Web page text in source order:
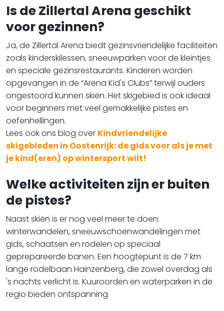
Is de Zillertal Arena geschikt
voor gezinnen?
Ja, de Zillertal Arena biedt gezinsvriendelijke faciliteiten
zoals kinderskilessen, sneeuwparken voor de kleintjes
en speciale gezinsrestaurants. Kinderen worden
opgevangen in de “Arena Kid's Clubs” terwijl ouders
ongestoord kunnen skiën. Het skigebied is ook ideaal
voor beginners met veel gemakkelijke pistes en
oefenhellingen.
Lees ook ons blog over Kindvriendelijke
skigebieden in Oostenrijk: de gids voor als je met
je kind(eren) op wintersport wilt!
Welke activiteiten zijn er buiten
de pistes?
Naast skiën is er nog veel meer te doen:
winterwandelen, sneeuwschoenwandelingen met
gids, schaatsen en rodelen op speciaal
geprepareerde banen. Een hoogtepunt is de 7 km
lange rodelbaan Hainzenberg, die zowel overdag als
's nachts verlicht is. Kuuroorden en waterparken in de
regio bieden ontspanning.